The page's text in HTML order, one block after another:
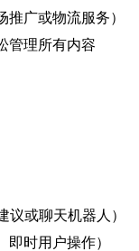
广或物流服务）
管理所有内容
议或聊天机器人）
时用户操作）